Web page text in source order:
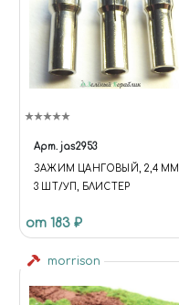
Арт. jas2953
ЗАЖИМ ЦАНГОВЫЙ, 2,4 ММ,
3 ШТ/УП, БЛИСТЕР
от 183 ₽
morrison